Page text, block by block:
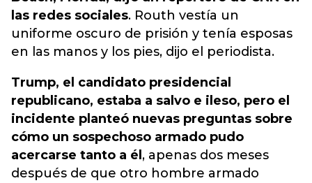
las redes sociales. Routh vestía un
uniforme oscuro de prisión y tenía esposas
en las manos y los pies, dijo el periodista.
Trump, el candidato presidencial
republicano, estaba a salvo e ileso, pero el
incidente planteó nuevas preguntas sobre
cómo un sospechoso armado pudo
acercarse tanto a él , apenas dos meses
después de que otro hombre armado